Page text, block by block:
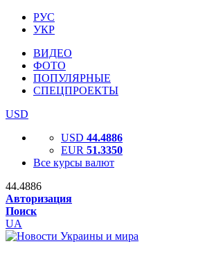
РУС
УКР
ВИДЕО
ФОТО
ПОПУЛЯРНЫЕ
СПЕЦПРОЕКТЫ
USD
USD 44.4886
EUR 51.3350
Все курсы валют
44.4886
Авторизация
Поиск
UA